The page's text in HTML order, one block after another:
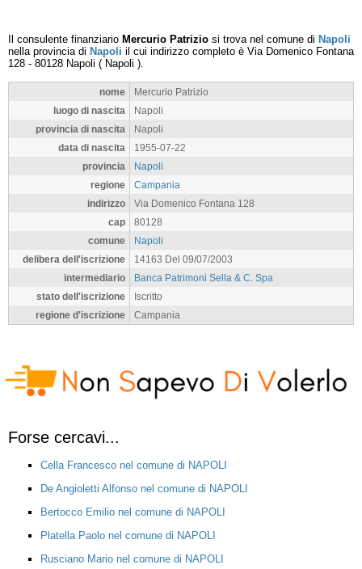
Il consulente finanziario Mercurio Patrizio si trova nel comune di Napoli
nella provincia di Napoli il cui indirizzo completo è Via Domenico Fontana
128 - 80128 Napoli ( Napoli ).
nome
Mercurio Patrizio
luogo di nascita
Napoli
provincia di nascita
Napoli
data di nascita
1955-07-22
provincia
Napoli
regione
Campania
indirizzo
Via Domenico Fontana 128
cap
80128
comune
Napoli
delibera dell'iscrizione
14163 Del 09/07/2003
intermediario
Banca Patrimoni Sella & C. Spa
stato dell'iscrizione
Iscritto
regione d'iscrizione
Campania
Forse cercavi...
Cella Francesco nel comune di NAPOLI
De Angioletti Alfonso nel comune di NAPOLI
Bertocco Emilio nel comune di NAPOLI
Platella Paolo nel comune di NAPOLI
Rusciano Mario nel comune di NAPOLI